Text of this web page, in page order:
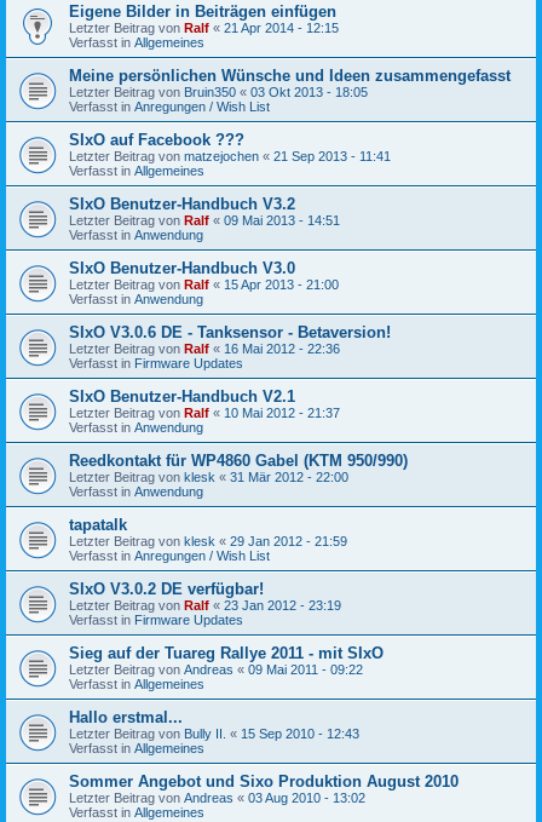
Eigene Bilder in Beiträgen einfügen
Letzter Beitrag von Ralf « 21 Apr 2014 - 12:15
Verfasst in Allgemeines
Meine persönlichen Wünsche und Ideen zusammengefasst
Letzter Beitrag von Bruin350 « 03 Okt 2013 - 18:05
Verfasst in Anregungen / Wish List
SIxO auf Facebook ???
Letzter Beitrag von matzejochen « 21 Sep 2013 - 11:41
Verfasst in Allgemeines
SIxO Benutzer-Handbuch V3.2
Letzter Beitrag von Ralf « 09 Mai 2013 - 14:51
Verfasst in Anwendung
SIxO Benutzer-Handbuch V3.0
Letzter Beitrag von Ralf « 15 Apr 2013 - 21:00
Verfasst in Anwendung
SIxO V3.0.6 DE - Tanksensor - Betaversion!
Letzter Beitrag von Ralf « 16 Mai 2012 - 22:36
Verfasst in Firmware Updates
SIxO Benutzer-Handbuch V2.1
Letzter Beitrag von Ralf « 10 Mai 2012 - 21:37
Verfasst in Anwendung
Reedkontakt für WP4860 Gabel (KTM 950/990)
Letzter Beitrag von klesk « 31 Mär 2012 - 22:00
Verfasst in Anwendung
tapatalk
Letzter Beitrag von klesk « 29 Jan 2012 - 21:59
Verfasst in Anregungen / Wish List
SIxO V3.0.2 DE verfügbar!
Letzter Beitrag von Ralf « 23 Jan 2012 - 23:19
Verfasst in Firmware Updates
Sieg auf der Tuareg Rallye 2011 - mit SIxO
Letzter Beitrag von Andreas « 09 Mai 2011 - 09:22
Verfasst in Allgemeines
Hallo erstmal...
Letzter Beitrag von Bully II. « 15 Sep 2010 - 12:43
Verfasst in Allgemeines
Sommer Angebot und Sixo Produktion August 2010
Letzter Beitrag von Andreas « 03 Aug 2010 - 13:02
Verfasst in Allgemeines